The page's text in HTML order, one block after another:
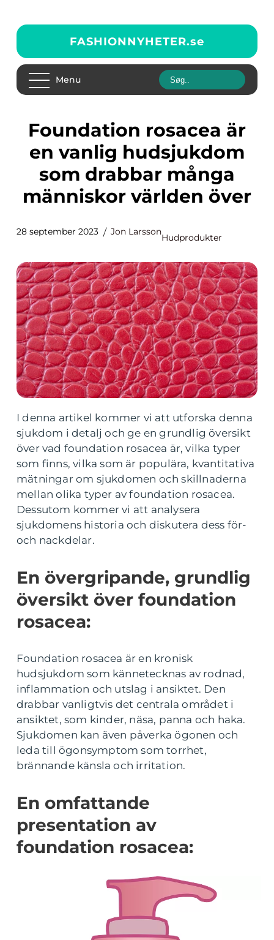
FASHIONNYHETER.se
Menu
Foundation rosacea är
en vanlig hudsjukdom
som drabbar många
människor världen över
28 september 2023 Jon Larsson
Hudprodukter
I denna artikel kommer vi att utforska denna
sjukdom i detalj och ge en grundlig översikt
över vad foundation rosacea är, vilka typer
som finns, vilka som är populära, kvantitativa
mätningar om sjukdomen och skillnaderna
mellan olika typer av foundation rosacea.
Dessutom kommer vi att analysera
sjukdomens historia och diskutera dess för-
och nackdelar.
En övergripande, grundlig
översikt över foundation
rosacea:
Foundation rosacea är en kronisk
hudsjukdom som kännetecknas av rodnad,
inflammation och utslag i ansiktet. Den
drabbar vanligtvis det centrala området i
ansiktet, som kinder, näsa, panna och haka.
Sjukdomen kan även påverka ögonen och
leda till ögonsymptom som torrhet,
brännande känsla och irritation.
En omfattande
presentation av
foundation rosacea: